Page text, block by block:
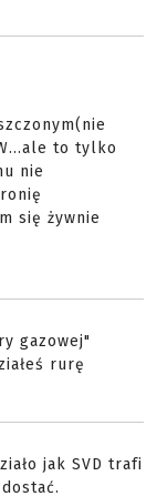
to tylko
nie
się żywnie
gazowej"
rurę
jak SVD trafi